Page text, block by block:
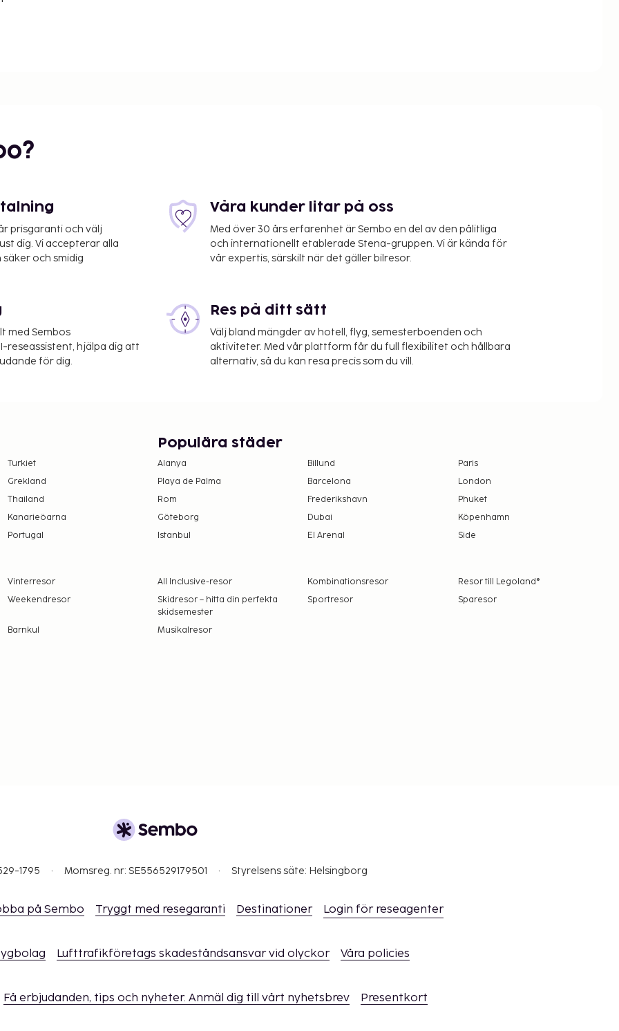
på att dra nytta av
serveras mot en
6.90 för barn
att avgifter och
kontaktar boendet
(tilläggsavgifter
prisgaranti och välj
dig. Vi accepterar alla
och smidig
Våra kunder litar på oss
Med över 30 års erfarenhet är Sembo en del av den pålitliga
och internationellt etablerade Stena-gruppen. Vi är kända för
vår expertis, särskilt när det gäller bilresor.
med Sembos
reseassistent, hjälpa dig att
för dig.
Res på ditt sätt
Välj bland mängder av hotell, flyg, semesterboenden och
aktiviteter. Med vår plattform får du full flexibilitet och hållbara
alternativ, så du kan resa precis som du vill.
Turkiet
Grekland
Thailand
Kanarieöarna
Portugal
Populära städer
Alanya Billund
Paris
Playa de Palma
Barcelona
London
Rom
Frederikshavn
Phuket
Göteborg
Dubai
Köpenhamn
Istanbul
El Arenal Side
Vinterresor All Inclusive-resor Kombinationsresor
Resor till Legoland®
Weekendresor
Skidresor – hitta din perfekta
skidsemester
Sportresor Sparesor
Barnkul Musikalresor
1795 Momsreg. nr: SE556529179501 Styrelsens säte: Helsingborg
på Sembo Tryggt med resegaranti Destinationer Login för reseagenter
Lufttrafikföretags skadeståndsansvar vid olyckor Våra policies
Få erbjudanden, tips och nyheter. Anmäl dig till vårt nyhetsbrev Presentkort